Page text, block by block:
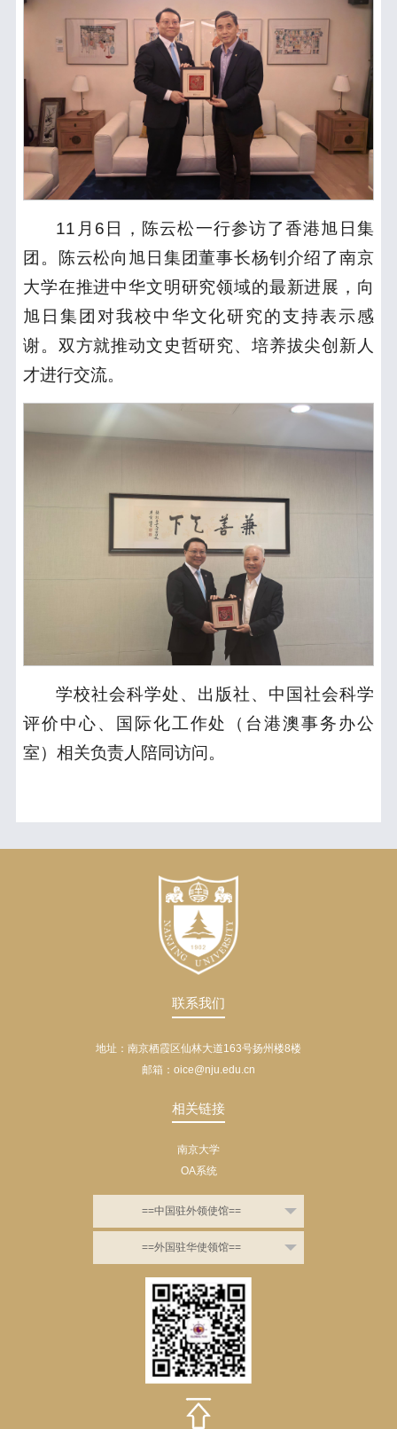
11月6日，陈云松一行参访了香港旭日集
团。陈云松向旭日集团董事长杨钊介绍了南京
大学在推进中华文明研究领域的最新进展，向
旭日集团对我校中华文化研究的支持表示感
谢。双方就推动文史哲研究、培养拔尖创新人
才进行交流。
学校社会科学处、出版社、中国社会科学
评价中心、国际化工作处（台港澳事务办公
室）相关负责人陪同访问。
联系我们
地址：南京栖霞区仙林大道163号扬州楼8楼
邮箱：oice@nju.edu.cn
相关链接
南京大学
OA系统
==中国驻外领使馆==
==外国驻华使领馆==